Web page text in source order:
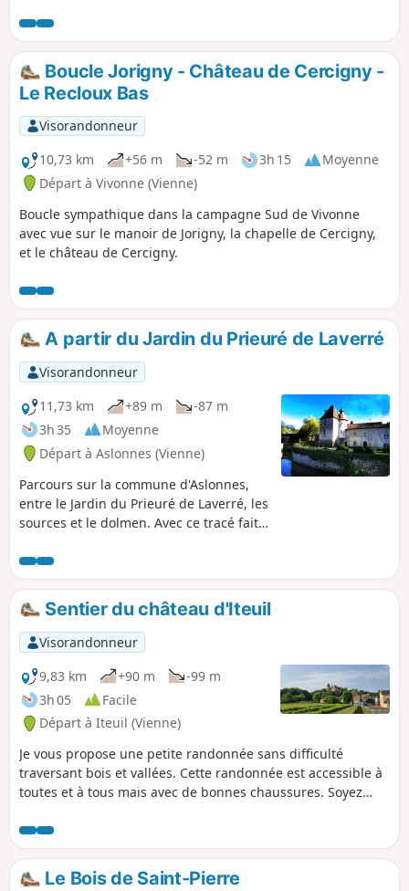
Boucle Jorigny - Château de Cercigny -
Le Recloux Bas
Visorandonneur
10,73 km
+56 m -52 m 3h 15
Moyenne
Départ à Vivonne (Vienne)
Boucle sympathique dans la campagne Sud de Vivonne
avec vue sur le manoir de Jorigny, la chapelle de Cercigny,
et le château de Cercigny.
A partir du Jardin du Prieuré de Laverré
Visorandonneur
11,73 km
+89 m
-87 m
3h 35
Moyenne
Départ à Aslonnes (Vienne)
Parcours sur la commune d'Aslonnes,
entre le Jardin du Prieuré de Laverré, les
sources et le dolmen. Avec ce tracé fait
sentiers battus donc pas de balisage.
Sentier du château d'Iteuil
Visorandonneur
9,83 km
+90 m
-99 m
3h 05
Facile
Départ à Iteuil (Vienne)
Je vous propose une petite randonnée sans difficulté
traversant bois et vallées. Cette randonnée est accessible à
toutes et à tous mais avec de bonnes chaussures. Soyez
Le Bois de Saint-Pierre